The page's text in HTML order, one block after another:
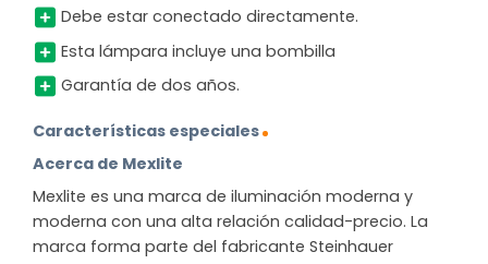
Debe estar conectado directamente.
Esta lámpara incluye una bombilla
Garantía de dos años.
Características especiales
Acerca de Mexlite
Mexlite es una marca de iluminación moderna y
moderna con una alta relación calidad-precio. La
marca forma parte del fabricante Steinhauer